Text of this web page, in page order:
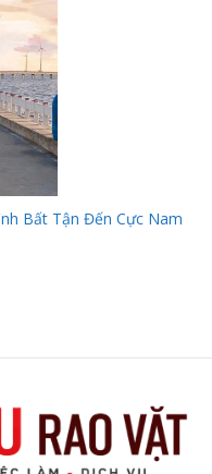
Bất Tận Đến Cực Nam